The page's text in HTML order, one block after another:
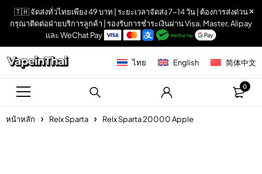
🇹🇭 จัดส่งทั่วไทยเพียง 49 บาท | ระยะเวลาจัดส่ง 7-14 วัน | ต้องการส่งด่วน
กรุณาติดต่อฝ่ายบริการลูกค้า | รองรับการชำระเงินผ่าน Visa, Master, Alipay
และ WeChat Pay
ไทย English 简体中文
0
หน้าหลัก Relx Sparta Relx Sparta 20000 Apple